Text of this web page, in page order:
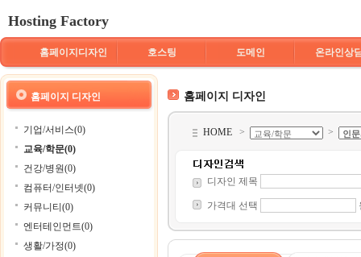
Hosting Factory
홈페이지디자인 호스팅 도메인 온라인상
홈페이지 디자인
기업/서비스(0)
교육/학문(0)
건강/병원(0)
컴퓨터/인터넷(0)
커뮤니티(0)
엔터테인먼트(0)
생활/가정(0)
홈페이지 디자인
HOME > >
디자인 제목
가격대 선택